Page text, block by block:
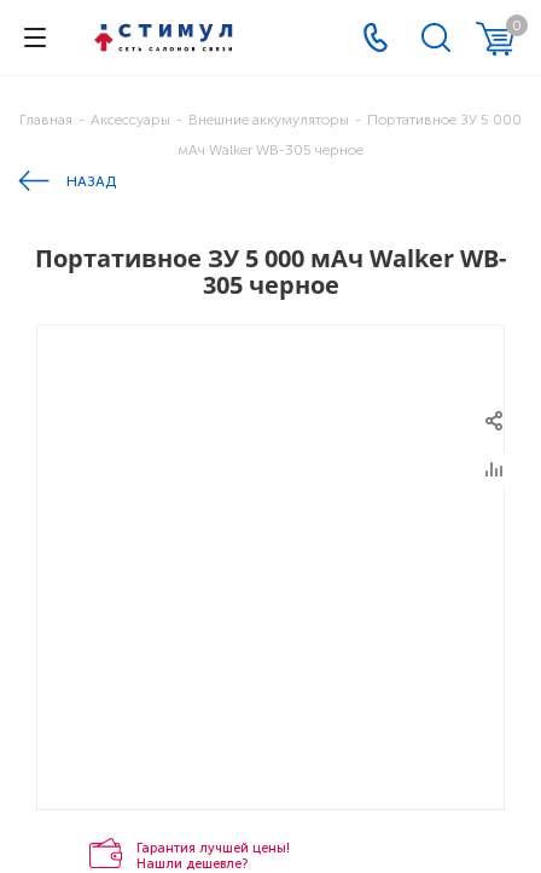
0
Главная - Аксессуары - Внешние аккумуляторы - Портативное ЗУ 5 000
мАч Walker WB-305 черное
НАЗАД
Портативное ЗУ 5 000 мАч Walker WB-
305 черное
Гарантия лучшей цены!
Нашли дешевле?